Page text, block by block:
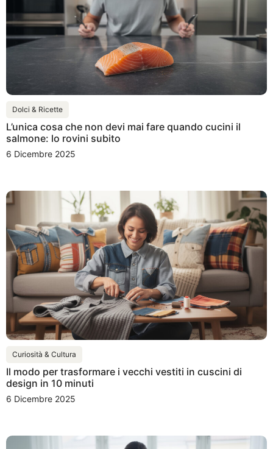
Dolci & Ricette
L’unica cosa che non devi mai fare quando cucini il
salmone: lo rovini subito
6 Dicembre 2025
Curiosità & Cultura
Il modo per trasformare i vecchi vestiti in cuscini di
design in 10 minuti
6 Dicembre 2025